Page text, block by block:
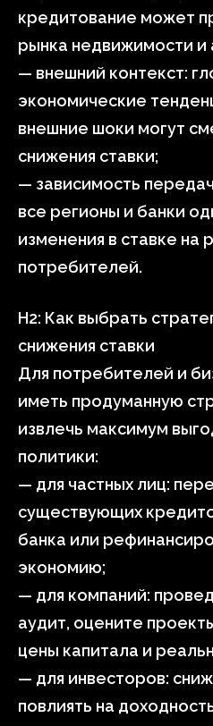
кредитование может
рынка недвижимости и
— внешний контекст:
экономические
внешние шоки могут
снижения ставки;
— зависимость
все регионы и банки
изменения в ставке на
потребителей.
H2: Как выбрать
снижения ставки
Для потребителей и
иметь продуманную
извлечь максимум
политики:
— для частных лиц:
существующих
банка или
экономию;
— для компаний:
аудит, оцените
цены капитала и
— для инвесторов:
повлиять на